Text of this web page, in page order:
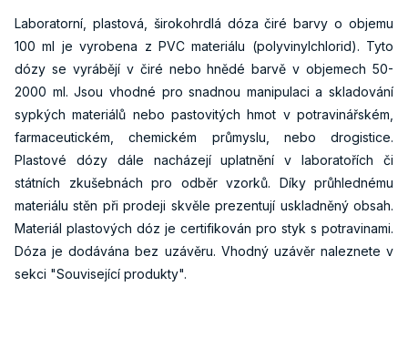
Laboratorní, plastová, širokohrdlá dóza čiré barvy o objemu
100 ml je vyrobena z PVC materiálu (polyvinylchlorid). Tyto
dózy se vyrábějí v čiré nebo hnědé barvě v objemech 50-
2000 ml. Jsou vhodné pro snadnou manipulaci a skladování
sypkých materiálů nebo pastovitých hmot v potravinářském,
farmaceutickém, chemickém průmyslu, nebo drogistice.
Plastové dózy dále nacházejí uplatnění v laboratořích či
státních zkušebnách pro odběr vzorků. Díky průhlednému
materiálu stěn při prodeji skvěle prezentují uskladněný obsah.
Materiál plastových dóz je certifikován pro styk s potravinami.
Dóza je dodávána bez uzávěru. Vhodný uzávěr naleznete v
sekci "Související produkty".